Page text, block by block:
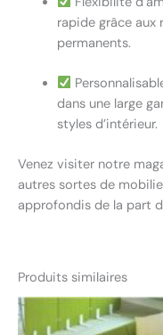
rapide grâce aux
permanents.
dans une large
styles d’intérieur.
Venez visiter notre
autres sortes de
approfondis de la part
Produits similaires